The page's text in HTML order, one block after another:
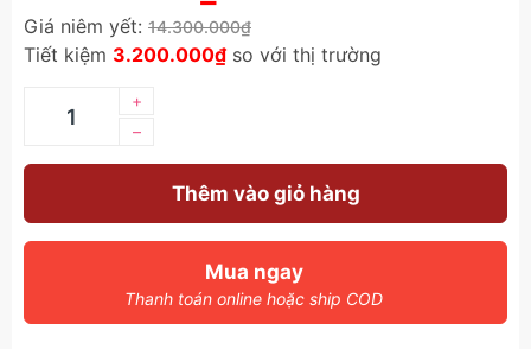
Giá niêm yết: 14.300.000₫
Tiết kiệm 3.200.000₫ so với thị trường
–
+
Thêm vào giỏ hàng
Mua ngay
Thanh toán online hoặc ship COD